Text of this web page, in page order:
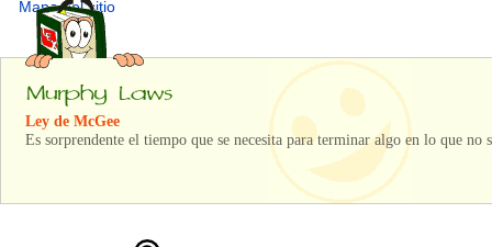
Mapa del sitio
Ley de McGee
Es sorprendente el tiempo que se necesita para terminar algo en lo que no